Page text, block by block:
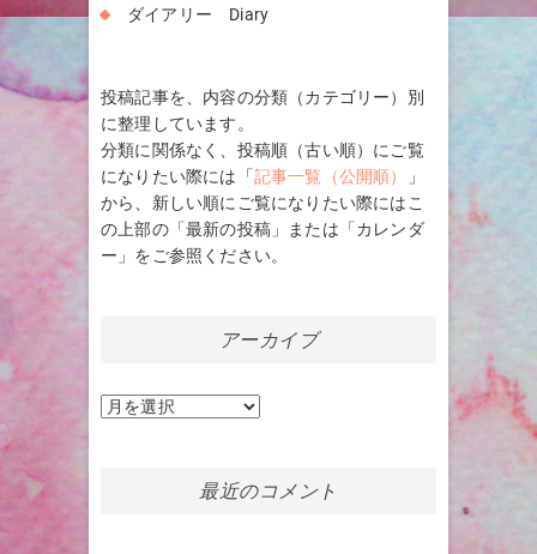
ダイアリー Diary
投稿記事を、内容の分類（カテゴリー）別
に整理しています。
分類に関係なく、投稿順（古い順）にご覧
になりたい際には「記事一覧（公開順）
」
から、新しい順にご覧になりたい際にはこ
の上部の「最新の投稿」または「カレンダ
ー」をご参照ください。
アーカイブ
ア
最近のコメント